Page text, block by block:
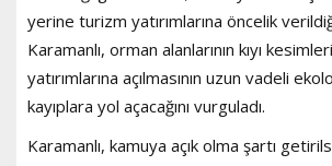
yerine turizm yatırımlarına öncelik
Karamanlı, orman alanlarının kıyı
yatırımlarına açılmasının uzun vadeli
kayıplara yol açacağını vurguladı.
Karamanlı, kamuya açık olma şartı